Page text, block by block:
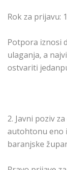
Rok za prijavu:
Potpora iznosi
ulaganja, a
ostvariti
2. Javni poziv
autohtonu eno
baranjske